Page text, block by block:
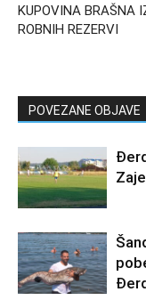
KUPOVINA BRAŠNA
ROBNIH REZERVI
POVEZANE OBJAVE